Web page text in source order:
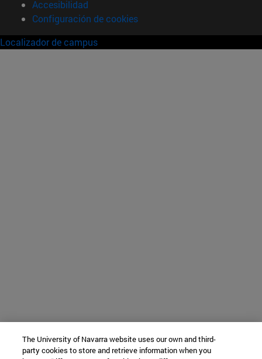
Accesibilidad
Configuración de cookies
Localizador de campus
The University of Navarra website uses our own and third-
party cookies to store and retrieve information when you